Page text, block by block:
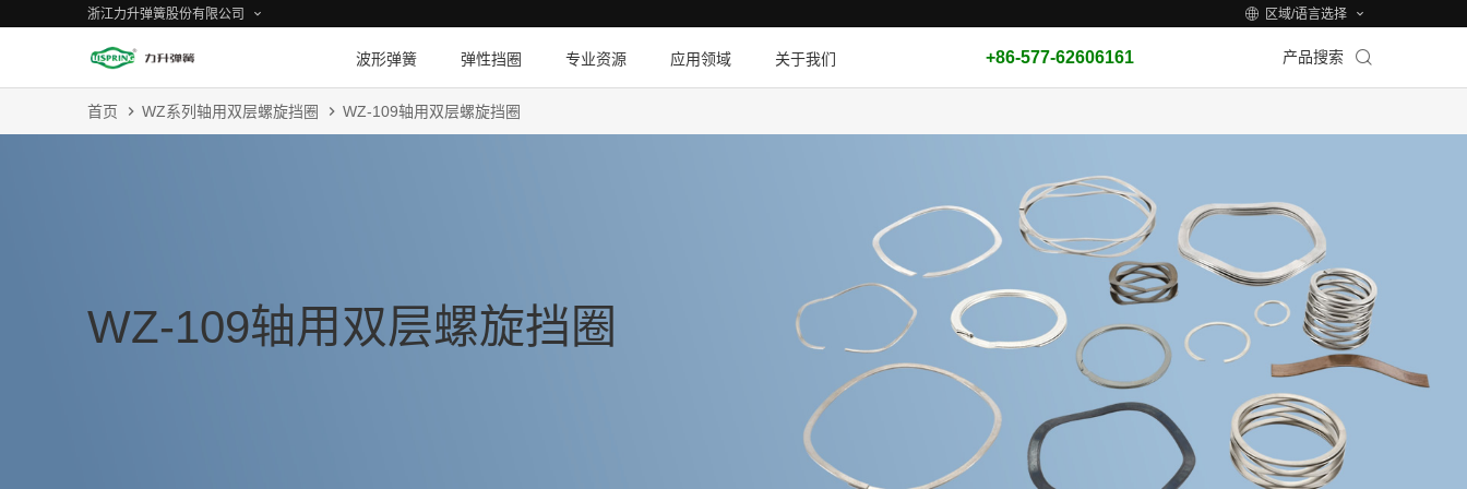
浙江力升弹簧股份有限公司 区域/语言选择
波形弹簧 弹性挡圈 专业资源 应用领域 关于我们 +86-577-62606161 产品搜索
首页 WZ系列轴用双层螺旋挡圈 WZ-109轴用双层螺旋挡圈
WZ-109轴用双层螺旋挡圈